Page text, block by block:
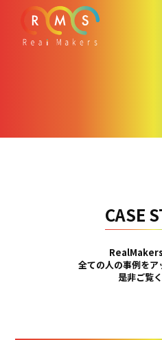
CASE
全ての人の事例をア
是非ご覧